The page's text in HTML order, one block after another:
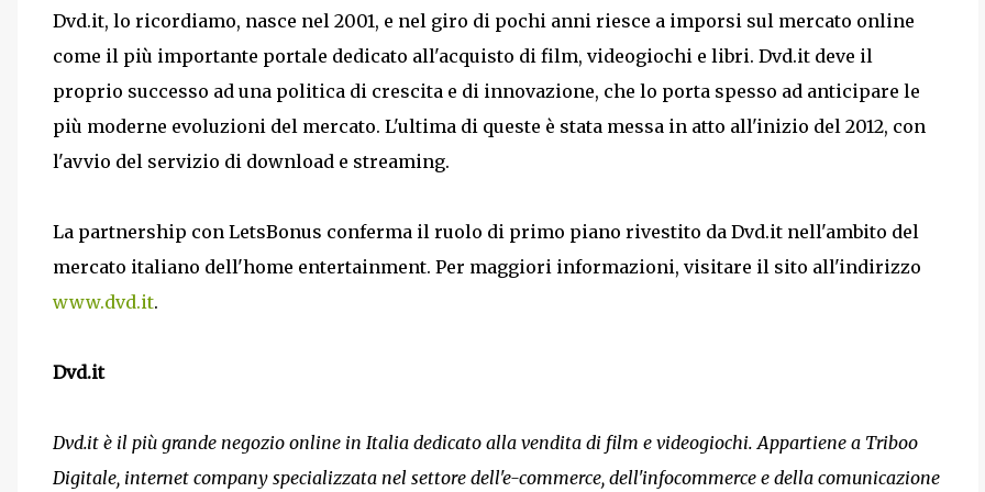
Dvd.it, lo ricordiamo, nasce nel 2001, e nel giro di pochi anni riesce a imporsi sul mercato online
come il più importante portale dedicato all'acquisto di film, videogiochi e libri. Dvd.it deve il
proprio successo ad una politica di crescita e di innovazione, che lo porta spesso ad anticipare le
più moderne evoluzioni del mercato. L'ultima di queste è stata messa in atto all'inizio del 2012, con
l'avvio del servizio di download e streaming.
La partnership con LetsBonus conferma il ruolo di primo piano rivestito da Dvd.it nell'ambito del
mercato italiano dell'home entertainment. Per maggiori informazioni, visitare il sito all'indirizzo
www.dvd.it.
Dvd.it
Dvd.it è il più grande negozio online in Italia dedicato alla vendita di film e videogiochi. Appartiene a Triboo
Digitale, internet company specializzata nel settore dell'e-commerce, dell'infocommerce e della comunicazione